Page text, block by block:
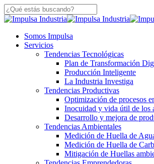
Skip
to
content
Close
Menu
Somos Impulsa
Servicios
Tendencias Tecnológicas
Plan de Transformación
Producción Inteligente
La Industria Investiga
Tendencias Productivas
Optimización de procesos
Inocuidad y vida útil de los
Desarrollo y mejora de
Tendencias Ambientales
Medición de Huella de
Medición de Huella de
Mitigación de Huellas